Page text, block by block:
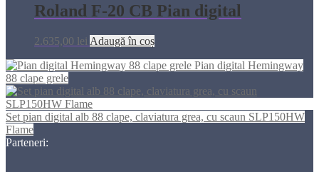
Roland F-20 CB Pian digital
2.635,00 lei Adaugă în coș
Pian digital Hemingway
88 clape grele
Set pian digital alb 88 clape, claviatura grea, cu scaun SLP150HW
Flame
Parteneri: